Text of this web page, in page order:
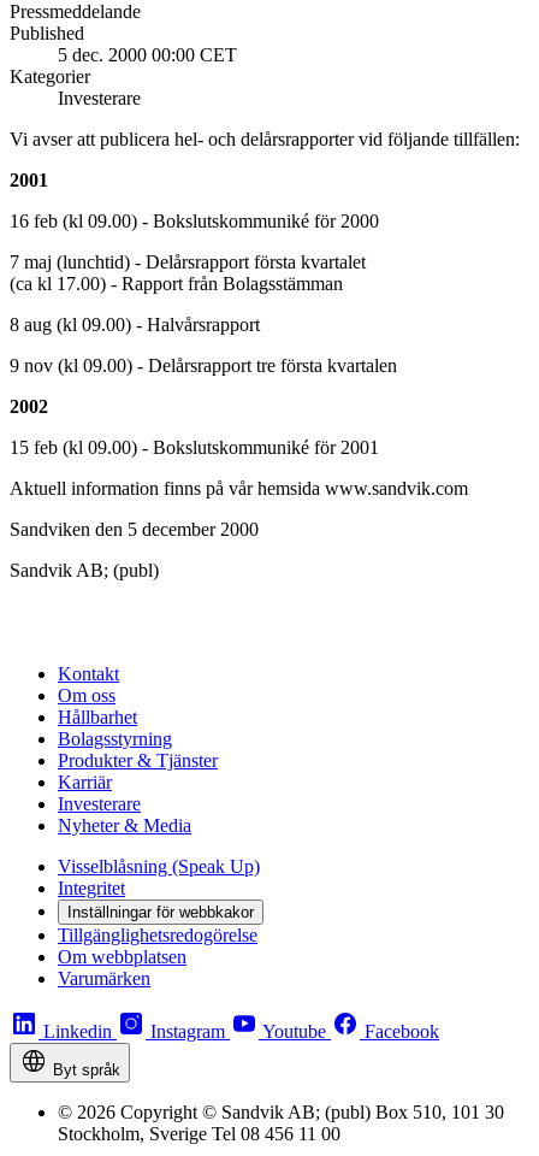
Pressmeddelande
Published
5 dec. 2000 00:00 CET
Kategorier
Investerare
Vi avser att publicera hel- och delårsrapporter vid följande tillfällen:
2001
16 feb (kl 09.00) - Bokslutskommuniké för 2000
7 maj (lunchtid) - Delårsrapport första kvartalet
(ca kl 17.00) - Rapport från Bolagsstämman
8 aug (kl 09.00) - Halvårsrapport
9 nov (kl 09.00) - Delårsrapport tre första kvartalen
2002
15 feb (kl 09.00) - Bokslutskommuniké för 2001
Aktuell information finns på vår hemsida www.sandvik.com
Sandviken den 5 december 2000
Sandvik AB; (publ)
Kontakt
Om oss
Hållbarhet
Bolagsstyrning
Produkter & Tjänster
Karriär
Investerare
Nyheter & Media
Visselblåsning (Speak Up)
Integritet
Inställningar för webbkakor
Tillgänglighetsredogörelse
Om webbplatsen
Varumärken
Linkedin Instagram Youtube Facebook
Byt språk
© 2026 Copyright © Sandvik AB; (publ) Box 510, 101 30
Stockholm, Sverige Tel 08 456 11 00